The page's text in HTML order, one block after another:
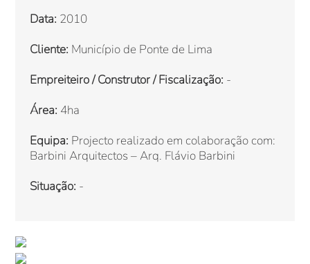
Data: 2010
Cliente: Município de Ponte de Lima
Empreiteiro / Construtor / Fiscalização: -
Área: 4ha
Equipa: Projecto realizado em colaboração com:
Barbini Arquitectos – Arq. Flávio Barbini
Situação: -